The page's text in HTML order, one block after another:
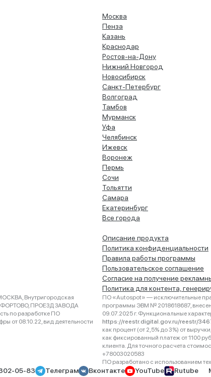
Москва
Пенза
Казань
Краснодар
Ростов-на-Дону
Нижний Новгород
Новосибирск
Санкт-Петербург
Волгоград
Тамбов
Мурманск
Уфа
Челябинск
Ижевск
Воронеж
Пермь
Сочи
Тольятти
Самара
Екатеринбург
Все города
Описание продукта
Политика конфиденциальности
Правила работы программы
Пользовательское соглашение
Согласие на получение
Политика для контента,
Внутригородская
ПРОЕЗД ЗАВОДА
по разработке ПО
от 08.10.22, вид деятельности
ПО «Autospot» — исключительные
программы ЭВМ № 2018618687,
09.07.2025 г. Функциональные
https://reestr.digital.gov.ru/reestr/
как процент (от 2,5% до 3%) от
как фиксированный платеж от 1100
клиента. Для точного расчета
+78003020583
ПО разработано с использованием
05-83 Телеграм Вконтакте YouTube Rutube